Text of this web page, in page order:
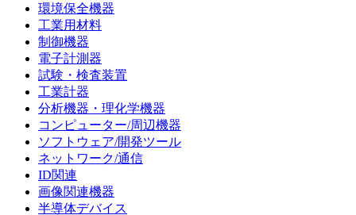
環境保全機器
工業用材料
制御機器
電子計測器
試験・検査装置
工業計器
分析機器・理化学機器
コンピューター/周辺機器
ソフトウェア/開発ツール
ネットワーク/通信
ID関連
画像関連機器
半導体デバイス